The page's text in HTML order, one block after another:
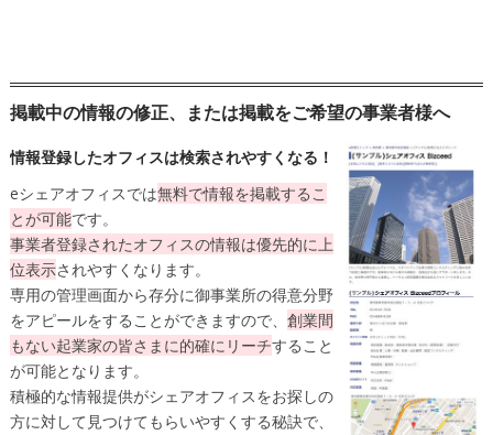
掲載中の情報の修正、または掲載をご希望の事業者様へ
情報登録したオフィスは検索されやすくなる！
eシェアオフィスでは無料で情報を掲載するこ
とが可能です。
事業者登録されたオフィスの情報は優先的に上
位表示されやすくなります。
専用の管理画面から存分に御事業所の得意分野
をアピールをすることができますので、 創業間
もない起業家の皆さまに的確にリーチすること
が可能となります。
積極的な情報提供がシェアオフィスをお探しの
方に対して見つけてもらいやすくする秘訣で、